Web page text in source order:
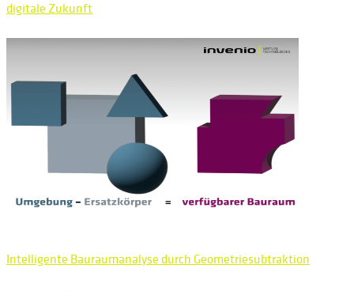
digitale Zukunft
Intelligente Bauraumanalyse durch Geometriesubtraktion